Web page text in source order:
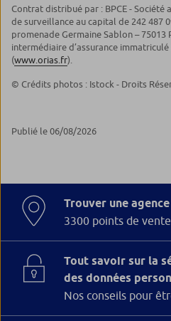
Contrat distribué par : BPCE - Société
de surveillance au capital de 242 487
promenade Germaine Sablon – 75013
intermédiaire d’assurance immatriculé
(www.orias.fr).
© Crédits photos : Istock - Droits
Publié le 06/08/2026
Trouver une agence
3300 points de vente
Tout savoir sur la
des données
Nos conseils pour